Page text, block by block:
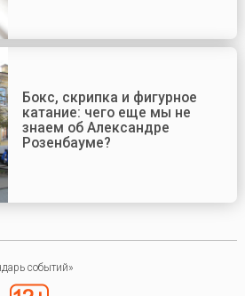
Бокс, скрипка и фигурное
катание: чего еще мы не
знаем об Александре
Розенбауме?
событий»